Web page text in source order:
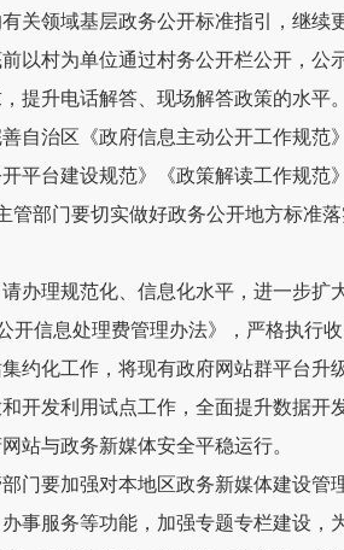
关领域基层政务公开标准指引，继
以村为单位通过村务公开栏公开，
提升电话解答、现场解答政策的水平。
自治区《政府信息主动公开工作规
平台建设规范》《政策解读工作规
管部门要切实做好政务公开地方标准
办理规范化、信息化水平，进一步扩
开信息处理费管理办法》，严格执行
约化工作，将现有政府网站群平台升
开发利用试点工作，全面提升数据
站与政务新媒体安全平稳运行。
门要加强对本地区政务新媒体建设
事服务等功能，加强专题专栏建设，